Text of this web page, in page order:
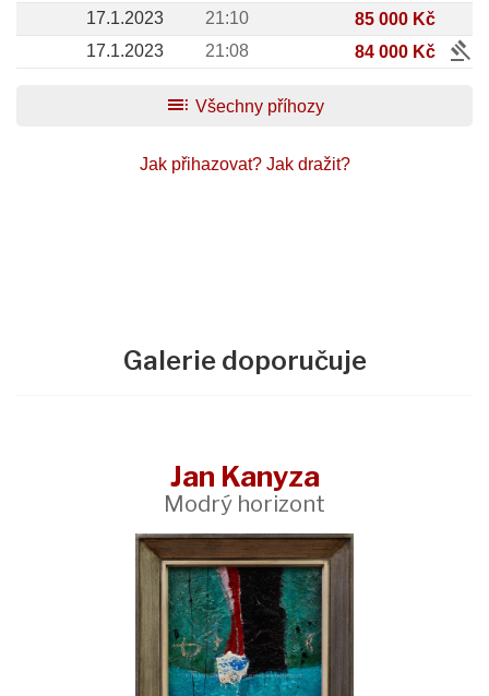
17.1.2023 21:10
85 000 Kč
17.1.2023
21:08 84 000 Kč
gavel
toc Všechny příhozy
Jak přihazovat? Jak dražit?
Galerie doporučuje
Jan Kanyza
Modrý horizont